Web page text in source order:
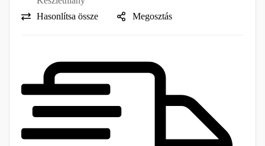
Hasonlítsa össze
Megosztás